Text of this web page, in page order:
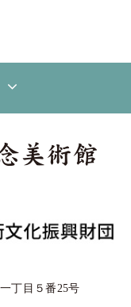
丁目５番25号